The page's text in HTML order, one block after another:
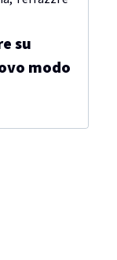
su
modo